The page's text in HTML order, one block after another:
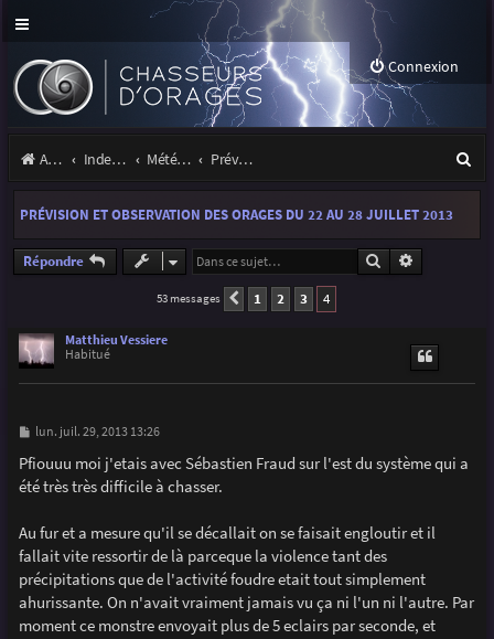
Connexion
Accueil Index du forum Météo et climatologie des orages Prévisions et suivis des orages
e
h
PRÉVISION ET OBSERVATION DES ORAGES DU 22 AU 28 JUILLET 2013
Répondre Rechercher
53 messages Précédente
1 2 3 4
Matthieu Vessiere
Habitué
M
s
s
a
lun. juil. 29, 2013 13:26
Pfiouuu moi j'etais avec Sébastien Fraud sur l'est du système qui a
été très très difficile à chasser.
Au fur et a mesure qu'il se décallait on se faisait engloutir et il
fallait vite ressortir de là parceque la violence tant des
précipitations que de l'activité foudre etait tout simplement
ahurissante. On n'avait vraiment jamais vu ça ni l'un ni l'autre. Par
moment ce monstre envoyait plus de 5 eclairs par seconde, et